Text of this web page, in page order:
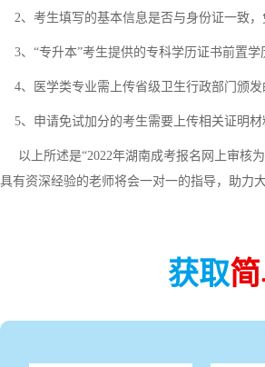
2、考生填写的基本信息是否与身份证一致
3、“专升本”考生提供的专科学历证书前置学
4、医学类专业需上传省级卫生行政部门颁
5、申请免试加分的考生需要上传相关证明
以上所述是“2022年湖南成考报名网上审核
具有资深经验的老师将会一对一的指导，助力
获取